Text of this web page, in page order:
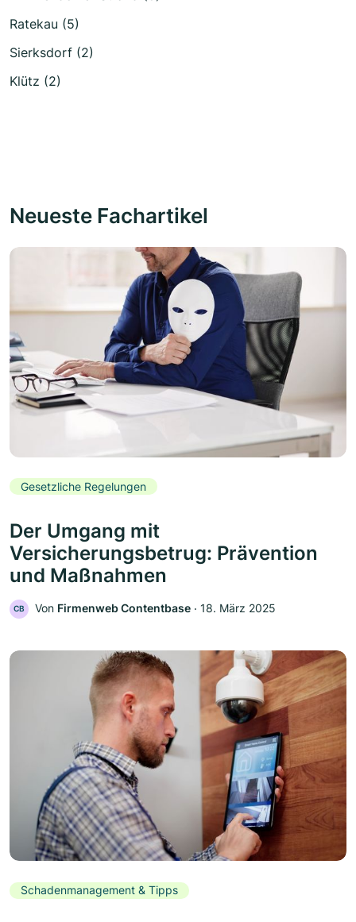
Ratekau (5)
Sierksdorf (2)
Klütz (2)
Neueste Fachartikel
Gesetzliche Regelungen
Der Umgang mit
Versicherungsbetrug: Prävention
und Maßnahmen
CB Von Firmenweb Contentbase ‧ 18. März 2025
Schadenmanagement & Tipps